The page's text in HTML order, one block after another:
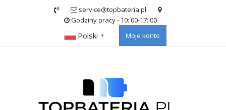
service@topbateria.pl
Godziny pracy - 10: 00-17: 00
Polski ▼ Moje konto